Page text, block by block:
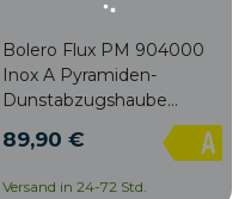
Bolero Flux PM 904000
Inox A Pyramiden-
Dunstabzugshaube
Cecotec Bolero Flux PM
904000 Inox A 90 cm
89,90 €
Versand in 24-72 Std.